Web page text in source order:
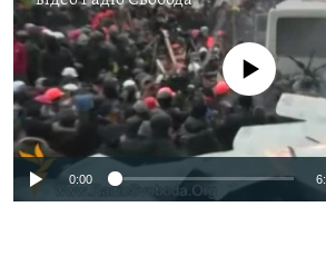
No media source
0:00